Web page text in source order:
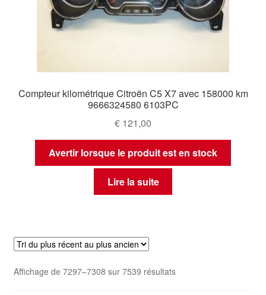
Compteur kilométrique Citroën C5 X7 avec 158000 km
9666324580 6103PC
€ 121,00
Avertir lorsque le produit est en stock
Lire la suite
Affichage de 7297–7308 sur 7539 résultatsTrié